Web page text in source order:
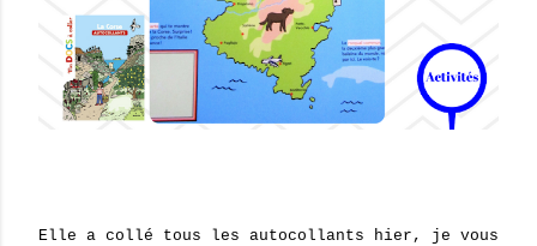
Elle a collé tous les autocollants hier, je vous